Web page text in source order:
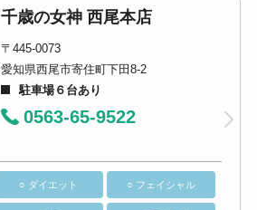
千歳の女神 西尾本店
〒445-0073
愛知県西尾市寄住町下田8-2
駐車場６台あり
0563-65-9522
○ ダイエット ○ フェイシャル